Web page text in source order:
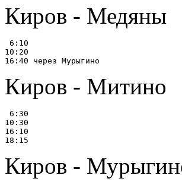
Киров - Медяны
6:10
10:20
Киров - Митино
6:30
10:30
16:10
Киров -